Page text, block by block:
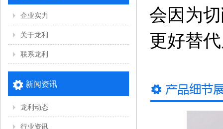
企业实力
关于龙利
联系龙利
新闻资讯
龙利动态
行业资讯
会因为
更好替